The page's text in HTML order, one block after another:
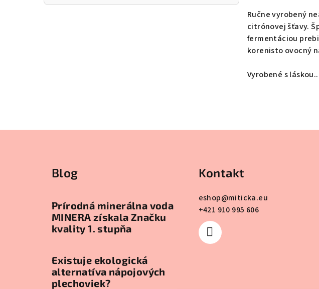
Ručne vyrobený
citrónovej šťavy.
fermentáciou
korenisto ovocný
Vyrobené s
Blog
Prírodná minerálna voda
MINERA získala Značku
kvality 1. stupňa
Existuje ekologická
alternatíva nápojových
plechoviek?
Kontakt
eshop@miticka.eu
+421 910 995 606